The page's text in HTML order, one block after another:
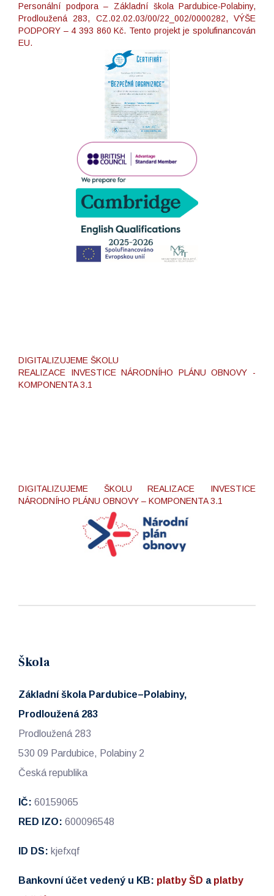
Personální podpora – Základní škola Pardubice-Polabiny,
Prodloužená 283, CZ.02.02.03/00/22_002/0000282, VÝŠE
PODPORY – 4 393 860 Kč. Tento projekt je spolufinancován
EU.
DIGITALIZUJEME ŠKOLU
REALIZACE INVESTICE NÁRODNÍHO PLÁNU OBNOVY -
KOMPONENTA 3.1
DIGITALIZUJEME ŠKOLU REALIZACE INVESTICE
NÁRODNÍHO PLÁNU OBNOVY – KOMPONENTA 3.1
Škola
Základní škola Pardubice–Polabiny,
Prodloužená 283
Prodloužená 283
530 09 Pardubice, Polabiny 2
Česká republika
IČ: 60159065
RED IZO: 600096548
ID DS: kjefxqf
Bankovní účet vedený u KB: platby ŠD a platby